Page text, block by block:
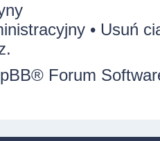
• Usuń
® Forum